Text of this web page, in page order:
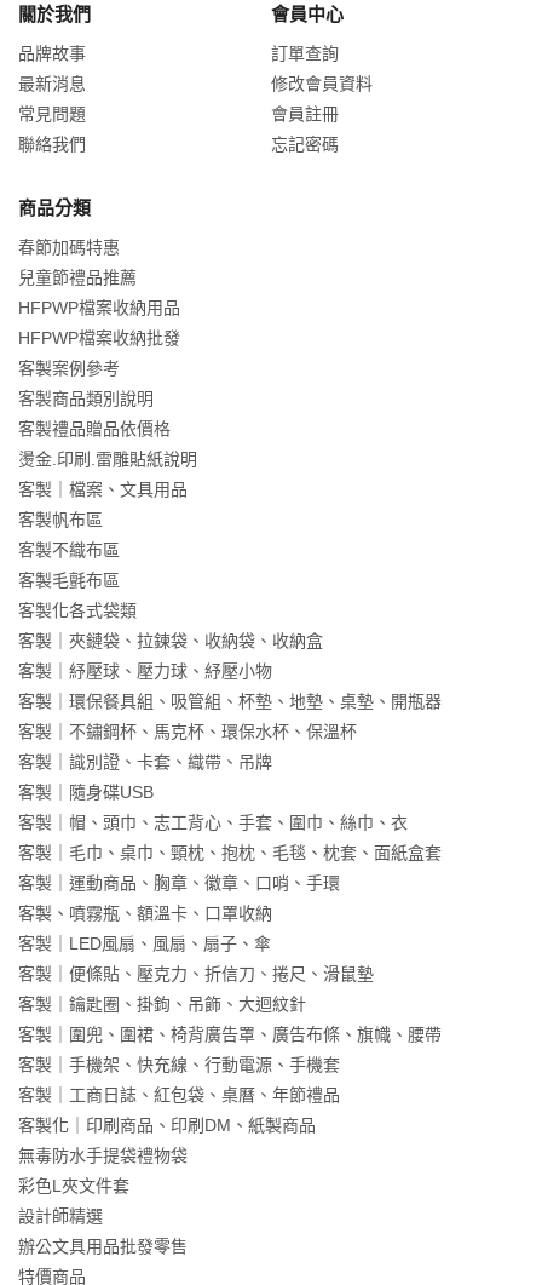
關於我們
品牌故事
最新消息
常見問題
聯絡我們
會員中心
訂單查詢
修改會員資料
會員註冊
忘記密碼
商品分類
春節加碼特惠
兒童節禮品推薦
HFPWP檔案收納用品
HFPWP檔案收納批發
客製案例參考
客製商品類別說明
客製禮品贈品依價格
燙金.印刷.雷雕貼紙說明
客製｜檔案、文具用品
客製帆布區
客製不織布區
客製毛氈布區
客製化各式袋類
客製｜夾鏈袋、拉鍊袋、收納袋、收納盒
客製｜紓壓球、壓力球、紓壓小物
客製｜環保餐具組、吸管組、杯墊、地墊、桌墊、開瓶器
客製｜不鏽鋼杯、馬克杯、環保水杯、保溫杯
客製｜識別證、卡套、織帶、吊牌
客製｜隨身碟USB
客製｜帽、頭巾、志工背心、手套、圍巾、絲巾、衣
客製｜毛巾、桌巾、頸枕、抱枕、毛毯、枕套、面紙盒套
客製｜運動商品、胸章、徽章、口哨、手環
客製、噴霧瓶、額溫卡、口罩收納
客製｜LED風扇、風扇、扇子、傘
客製｜便條貼、壓克力、折信刀、捲尺、滑鼠墊
客製｜鑰匙圈、掛鉤、吊飾、大迴紋針
客製｜圍兜、圍裙、椅背廣告罩、廣告布條、旗幟、腰帶
客製｜手機架、快充線、行動電源、手機套
客製｜工商日誌、紅包袋、桌曆、年節禮品
客製化｜印刷商品、印刷DM、紙製商品
無毒防水手提袋禮物袋
彩色L夾文件套
設計師精選
辦公文具用品批發零售
特價商品